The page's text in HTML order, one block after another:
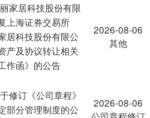
家居科技股份有限
上海证券交易所
居科技股份有限公
产及协议转让相关
作函》的公告
2026-08-06
其他
修订《公司章程》
部分管理制度的公
2026-08-06